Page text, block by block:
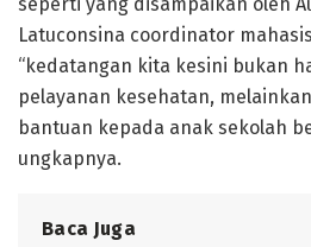
seperti yang disampaikan oleh
Latuconsina coordinator
“kedatangan kita kesini bukan
pelayanan kesehatan,
bantuan kepada anak sekolah
ungkapnya.
Baca Juga